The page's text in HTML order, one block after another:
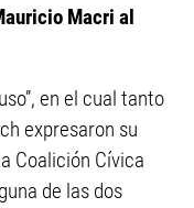
Macri al
en el cual tanto
expresaron su
Coalición Cívica
de las dos